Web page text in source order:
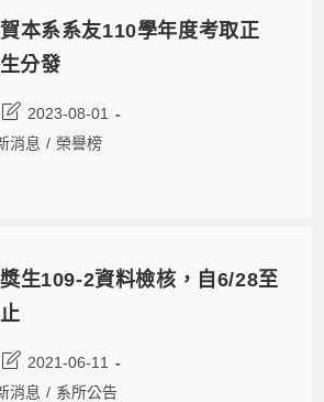
本系系友110學年度考取正
分發
2023-08-01
消息 / 榮譽榜
生109-2資料檢核，自6/28至
2021-06-11
消息 / 系所公告